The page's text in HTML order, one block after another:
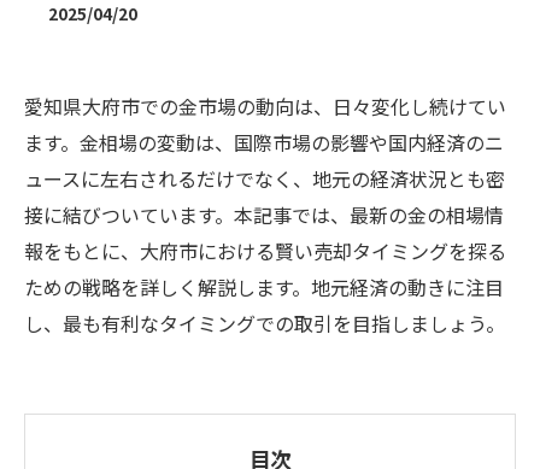
2025/04/20
愛知県大府市での金市場の動向は、日々変化し続けてい
ます。金相場の変動は、国際市場の影響や国内経済のニ
ュースに左右されるだけでなく、地元の経済状況とも密
接に結びついています。本記事では、最新の金の相場情
報をもとに、大府市における賢い売却タイミングを探る
ための戦略を詳しく解説します。地元経済の動きに注目
し、最も有利なタイミングでの取引を目指しましょう。
目次